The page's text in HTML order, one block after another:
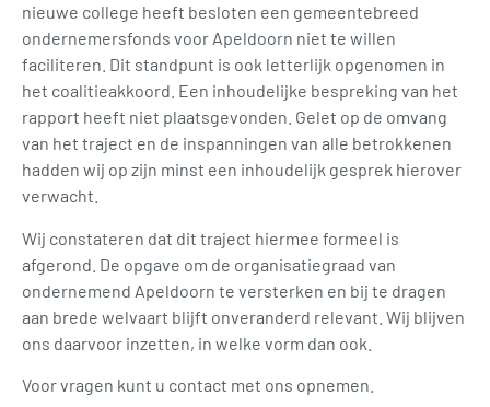
nieuwe college heeft besloten een gemeentebreed
ondernemersfonds voor Apeldoorn niet te willen
faciliteren. Dit standpunt is ook letterlijk opgenomen in
het coalitieakkoord. Een inhoudelijke bespreking van het
rapport heeft niet plaatsgevonden. Gelet op de omvang
van het traject en de inspanningen van alle betrokkenen
hadden wij op zijn minst een inhoudelijk gesprek hierover
verwacht.
Wij constateren dat dit traject hiermee formeel is
afgerond. De opgave om de organisatiegraad van
ondernemend Apeldoorn te versterken en bij te dragen
aan brede welvaart blijft onveranderd relevant. Wij blijven
ons daarvoor inzetten, in welke vorm dan ook.
Voor vragen kunt u contact met ons opnemen.